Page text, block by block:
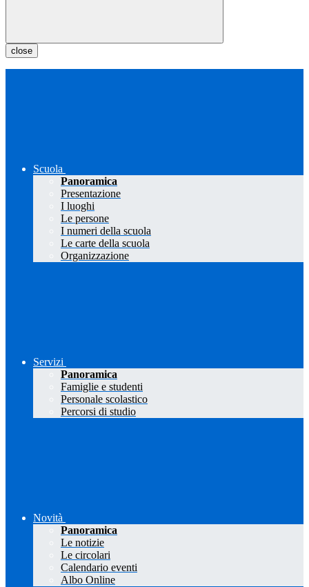
close
Scuola
Panoramica
Presentazione
I luoghi
Le persone
I numeri della scuola
Le carte della scuola
Organizzazione
Servizi
Panoramica
Famiglie e studenti
Personale scolastico
Percorsi di studio
Novità
Panoramica
Le notizie
Le circolari
Calendario eventi
Albo Online